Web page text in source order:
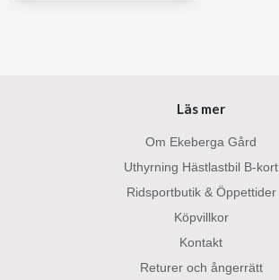
Läs mer
Om Ekeberga Gård
Uthyrning Hästlastbil B-kort
Ridsportbutik & Öppettider
Köpvillkor
Kontakt
Returer och ångerrätt